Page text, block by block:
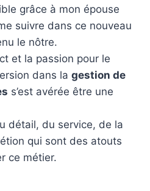
grâce à mon épouse
suivre dans ce nouveau
le nôtre.
et la passion pour le
dans la gestion de
s’est avérée être une
détail, du service, de la
qui sont des atouts
ce métier.